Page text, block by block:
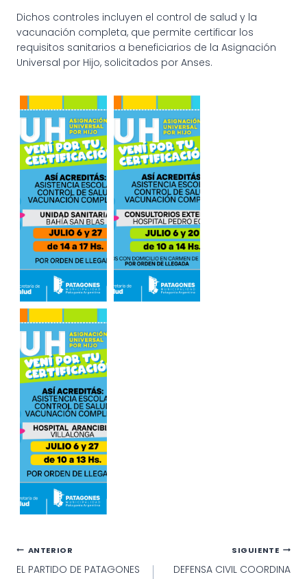
Dichos controles incluyen el control de salud y la
vacunación completa, que permite certificar los
requisitos sanitarios a beneficiarios de la Asignación
Universal por Hijo, solicitados por Anses.
Navegación
ANTERIOR
EL PARTIDO DE PATAGONES
SIGUIENTE
DEFENSA CIVIL COORDINA